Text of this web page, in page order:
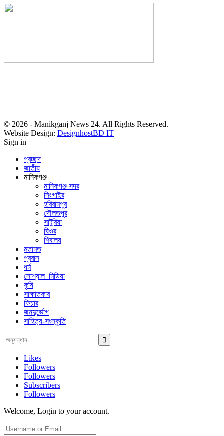
© 2026 - Manikganj News 24. All Rights Reserved.
Website Design: DesignhostBD IT
Sign in
প্রচ্ছদ
জাতীয়
মানিকগঞ্জ
মানিকগঞ্জ সদর
সিংগাইর
হরিরামপুর
দৌলতপুর
সাটুরিয়া
ঘিওর
শিবালয়
মতামত
প্রবাস
ধর্ম
সোশ্যাল_মিডিয়া
কৃষি
সাক্ষাতকার
ফিচার
জনদুর্ভোগ
সাহিত্য-সংস্কৃতি
Likes
Followers
Followers
Subscribers
Followers
Welcome, Login to your account.